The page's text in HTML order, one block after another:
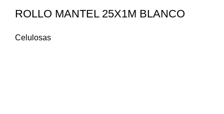
ROLLO MANTEL 25X1M BLANCO
Celulosas